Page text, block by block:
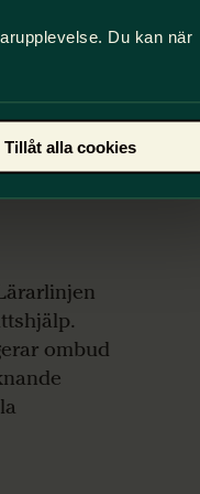
Du kan när
Tillåt alla cookies
ombud